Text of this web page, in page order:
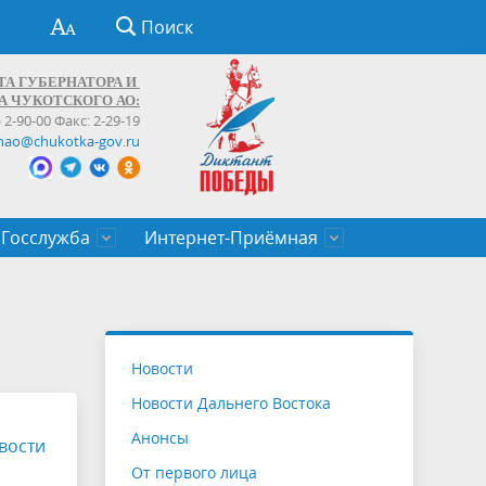
Поиск
ГУБЕРНАТОРА И
ЧУКОТСКОГО АО:
2-90-00 Факс: 2-29-19
gov.ru
Госслужба
служащих Чукотского автономного
Интернет-Приёмная
Новости
Новости Дальнего Востока
Анонсы
От первого лица